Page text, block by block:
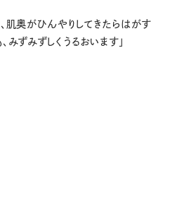
、肌奥がひんやりしてきたらはがす
みずみずしくうるおいます」